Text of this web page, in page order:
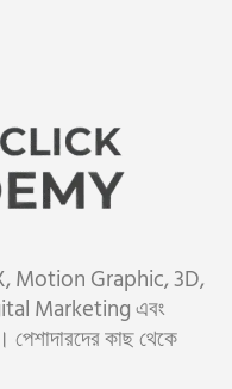
Motion Graphic, 3D,
Marketing এবং
কাছ থেকে